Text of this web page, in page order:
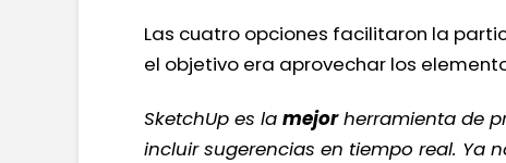
Las cuatro opciones facilitaron la
el objetivo era aprovechar los
SketchUp es la mejorherramienta de
incluir sugerencias en tiempo real. Ya